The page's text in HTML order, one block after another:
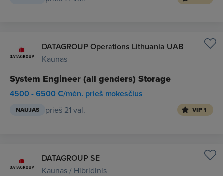
DATAGROUP Operations Lithuania UAB
Kaunas
System Engineer (all genders) Storage
4500 - 6500 €/mėn. prieš mokesčius
NAUJAS prieš 21 val. VIP 1
DATAGROUP SE
Kaunas / Hibridinis